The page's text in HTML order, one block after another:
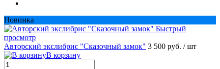
Новинка
Быстрый
просмотр
Авторский экслибрис "Сказочный замок" 3 500 руб. / шт
В корзину